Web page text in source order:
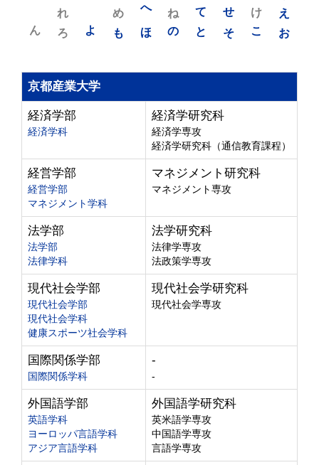
え
お
け
こ
せ
そ
て
と
ね
の
へ
ほ
め
も
よ
れ
ろ
ん
京都産業大学
経済学部
経済学科
経済学研究科
経済学専攻
経済学研究科（通信教育課程）
経営学部
経営学部
マネジメント学科
マネジメント研究科
マネジメント専攻
法学部
法学部
法律学科
法学研究科
法律学専攻
法政策学専攻
現代社会学部
現代社会学部
現代社会学科
健康スポーツ社会学科
現代社会学研究科
現代社会学専攻
国際関係学部
国際関係学科
-
-
外国語学部
英語学科
ヨーロッパ言語学科
アジア言語学科
外国語学研究科
英米語学専攻
中国語学専攻
言語学専攻